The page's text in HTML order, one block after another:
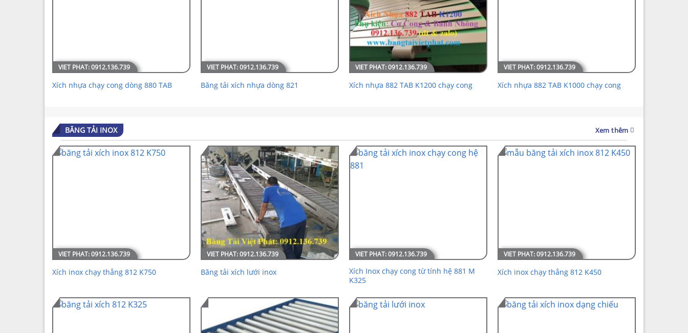
Xích nhựa chạy cong dòng 880 TAB Băng tải xích nhựa dòng 821 Xích nhựa 882 TAB K1200 chạy cong Xích nhựa 882 TAB K1000 chạy cong
BĂNG TẢI INOX Xem thêm
Xích inox chạy thẳng 812 K750 Băng tải xích lưới inox
Xích Inox chạy cong từ tính hệ 881 M
K325
Xích inox chạy thẳng 812 K450